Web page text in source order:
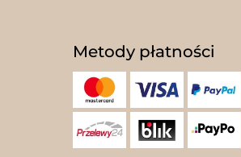
Metody płatności